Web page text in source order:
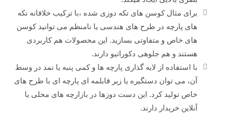
برای مثال کوسن های تکه دوزی شده ،با ترکیب خلاقانه تکه
های پارچه در طرح های هندسی یا نامنظم می توانید کوسن
های خاص و متفاوتی بسازید. این محصولات هم کاربردی
هستند و هم جلوهی دکوراتیو دارند.
با استفاده از لایه گذاری پارچه ها و کمی پنبه یا نمد در وسط
آن، می توان دستگیره یا زیر قابلمه ای پارچه ای با طرح های
خاص تولید کرد. این دست دوزها در بازارچه های محلی یا
آنلاین خریدار دارند.